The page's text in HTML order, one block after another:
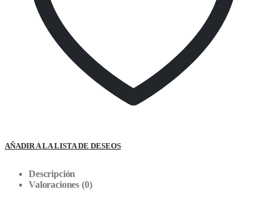
AÑADIR A LA LISTA DE DESEOS
Descripción
Valoraciones (0)